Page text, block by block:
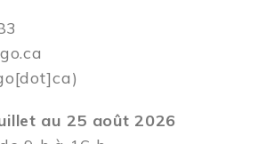
au 25 août 2026